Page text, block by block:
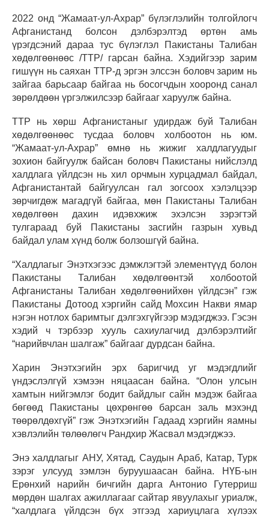
2022 онд “Жамаат-ул-Ахрар” бүлэглэлийн толгойлогч
Афганистанд болсон дэлбэрэлтэд өртөн амь
үрэгдсэний дараа тус бүлэглэл Пакистаны Талибан
хөдөлгөөнөөс /TTP/ гарсан байна. Хэдийгээр зарим
гишүүн нь саяхан TTP-д эргэн элссэн боловч зарим нь
зайгаа барьсаар байгаа нь босогчдын хооронд санал
зөрөлдөөн үргэлжилсээр байгааг харуулж байна.
TTP нь хөрш Афганистаныг удирдаж буй Талибан
хөдөлгөөнөөс тусдаа боловч холбоотон нь юм.
“Жамаат-ул-Ахрар” өмнө нь жижиг халдлагуудыг
зохион байгуулж байсан боловч Пакистаны нийслэлд
халдлага үйлдсэн нь хил орчмын хурцадмал байдал,
Афганистантай байгуулсан гал зогсоох хэлэлцээр
зөрчигдөж магадгүй байгаа, мөн Пакистаны Талибан
хөдөлгөөн дахин идэвхжиж эхэлсэн зэрэгтэй
тулгараад буй Пакистаны засгийн газрын хувьд
байдал улам хүнд болж болзошгүй байна.
“Халдлагыг Энэтхэгээс дэмжлэгтэй элементүүд болон
Пакистаны Талибан хөдөлгөөнтэй холбоотой
Афганистаны Талибан хөдөлгөөнийхөн үйлдсэн” гэж
Пакистаны Дотоод хэргийн сайд Мохсин Накви ямар
нэгэн нотлох баримтыг дэлгэхгүйгээр мэдэгджээ. Гэсэн
хэдий ч тэрбээр хууль сахиулагчид дэлбэрэлтийг
“нарийвчлан шалгаж” байгааг дурдсан байна.
Харин Энэтхэгийн эрх баригчид уг мэдэгдлийг
үндэслэлгүй хэмээн няцаасан байна. “Олон улсын
хамтын нийгэмлэг бодит байдлыг сайн мэдэж байгаа
бөгөөд Пакистаны цөхрөнгөө барсан заль мэхэнд
төөрөлдөхгүй” гэж Энэтхэгийн Гадаад хэргийн яамны
хэвлэлийн төлөөлөгч Рандхир Жасвал мэдэгджээ.
Энэ халдлагыг АНУ, Хятад, Саудын Араб, Катар, Турк
зэрэг улсууд зэмлэн буруушаасан байна. НҮБ-ын
Ерөнхий нарийн бичгийн дарга Антонио Гутерриш
мөрдөн шалгах ажиллагааг сайтар явуулахыг уриалж,
“халдлага үйлдсэн бүх этгээд хариуцлага хүлээх